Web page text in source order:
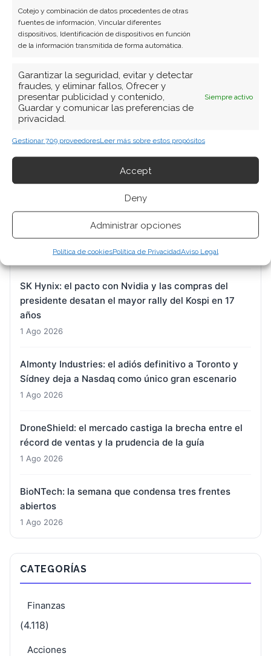
Cotejo y combinación de datos procedentes de otras
fuentes de información, Vincular diferentes
dispositivos, Identificación de dispositivos en función
de la información transmitida de forma automática.
Garantizar la seguridad, evitar y detectar
fraudes, y eliminar fallos, Ofrecer y
presentar publicidad y contenido,
Guardar y comunicar las preferencias de
privacidad.
Siempre activo
Gestionar 709 proveedoresLeer más sobre estos propósitos
Accept
Deny
Administrar opciones
Política de cookiesPolítica de PrivacidadAviso Legal
BUSCAR
ARTÍCULOS RECIENTES
la navaja entre récords históricos y una liquidación
forzosa
1 Ago 2026
SK Hynix: el pacto con Nvidia y las compras del
presidente desatan el mayor rally del Kospi en 17
años
1 Ago 2026
Almonty Industries: el adiós definitivo a Toronto y
Sídney deja a Nasdaq como único gran escenario
1 Ago 2026
DroneShield: el mercado castiga la brecha entre el
récord de ventas y la prudencia de la guía
1 Ago 2026
BioNTech: la semana que condensa tres frentes
abiertos
1 Ago 2026
CATEGORÍAS
Finanzas
(4.118)
Acciones